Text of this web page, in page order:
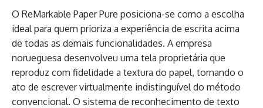
O ReMarkable Paper Pure posiciona-se como a escolha
ideal para quem prioriza a experiência de escrita acima
de todas as demais funcionalidades. A empresa
norueguesa desenvolveu uma tela proprietária que
reproduz com fidelidade a textura do papel, tornando o
ato de escrever virtualmente indistinguível do método
convencional. O sistema de reconhecimento de texto